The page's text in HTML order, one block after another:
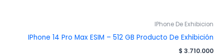
IPhone De Exhibicion
IPhone 14 Pro Max ESIM – 512 GB Producto De Exhibición
$ 3.710.000